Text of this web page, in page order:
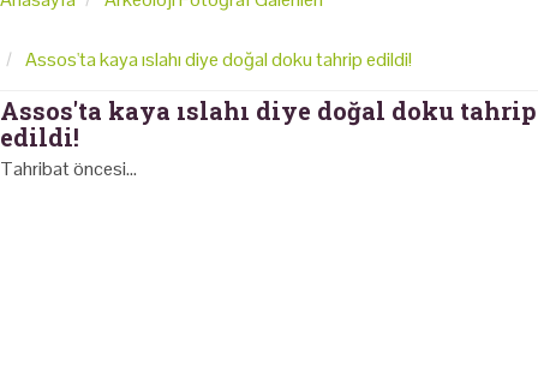
Assos'ta kaya ıslahı diye doğal doku tahrip edildi!
Assos'ta kaya ıslahı diye doğal doku tahrip
edildi!
Tahribat öncesi...